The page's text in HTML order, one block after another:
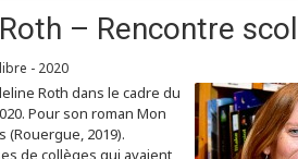
– Rencontre
- 2020
Roth dans le cadre du
Pour son roman Mon
2019).
de collèges qui avaient